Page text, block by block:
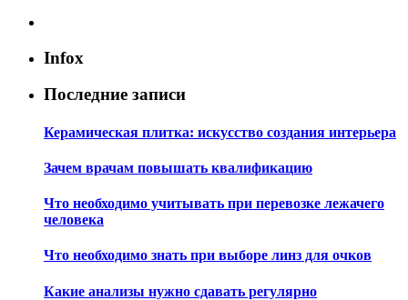
Infox
Последние записи
Керамическая плитка: искусство создания интерьера
Зачем врачам повышать квалификацию
Что необходимо учитывать при перевозке лежачего
человека
Что необходимо знать при выборе линз для очков
Какие анализы нужно сдавать регулярно